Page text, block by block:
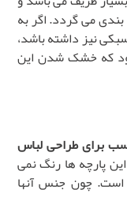
می گردد. اگر به
نیز داشته باشد،
که خشک شدن این
برای طراحی لباس
پارچه ها رنگ نمی
است. چون جنس آنها